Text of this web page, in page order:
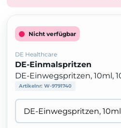
Nicht verfügbar
DE Healthcare
DE-Einmalspritzen
DE-Einwegspritzen, 10ml,
Artikelnr: W-9791740